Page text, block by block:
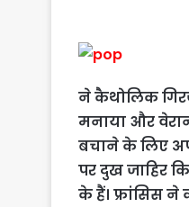
ने कैथोलिक
मनाया और
बचाने के लिए
पर दुख जाहिर
के हैं। फ्रांसिस